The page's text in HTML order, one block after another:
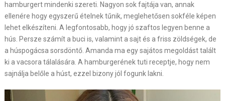
hamburgert mindenki szereti. Nagyon sok fajtája van, annak
ellenére hogy egyszerű ételnek tűnik, meglehetősen sokféle képen
lehet elkészíteni. A legfontosabb, hogy jó szaftos legyen benne a
hús. Persze számít a buci is, valamint a sajt és a friss zöldségek, de
a húspogácsa sorsdöntő. Amanda ma egy sajátos megoldást talált
ki a vacsora tálalására. A hamburgerének tuti receptje, hogy nem
sajnálja belőle a húst, ezzel bizony jól fogunk lakni.